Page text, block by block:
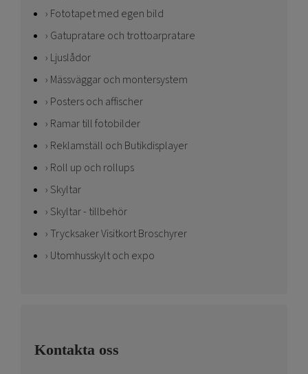
Fototapet med egen bild
Gatupratare och trottoarpratare
Ljuslådor
Mässväggar och montersystem
Posters och affischer
Ramar till fotobilder
Reklamställ och Butikdisplayer
Roll up och rollups
Skyltar
Skyltar - tillbehör
Trycksaker Visitkort Broschyrer
Utomhusskylt och expo
Kontakta oss